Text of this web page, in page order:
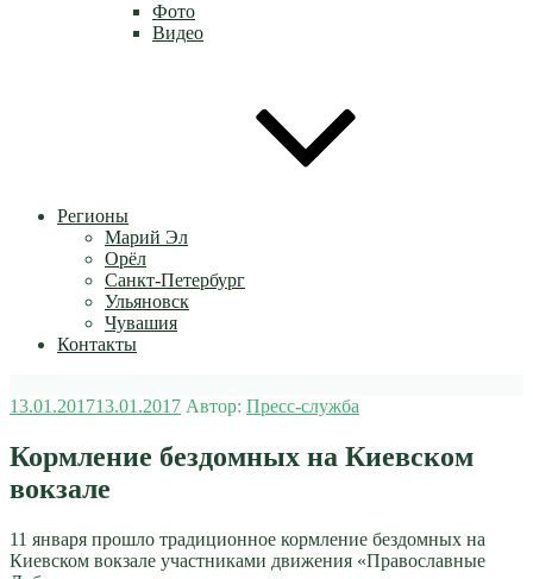
Фото
Видео
Регионы
Марий Эл
Орёл
Санкт-Петербург
Ульяновск
Чувашия
Контакты
Опубликовано
13.01.201713.01.2017 Автор: Пресс-служба
Кормление бездомных на Киевском
вокзале
11 января прошло традиционное кормление бездомных на
Киевском вокзале участниками движения «Православные